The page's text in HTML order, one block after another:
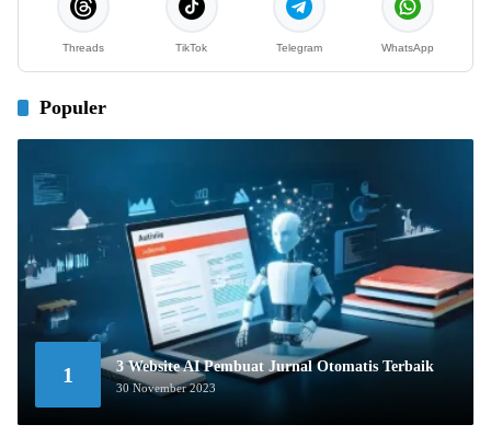
Threads TikTok Telegram WhatsApp
Populer
1 3 Website AI Pembuat Jurnal Otomatis Terbaik
30 November 2023